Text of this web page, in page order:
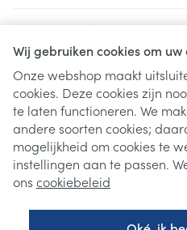
Wij gebruiken cookies om
Onze webshop maakt
cookies. Deze cookies zijn
te laten functioneren. We
andere soorten cookies;
mogelijkheid om cookies te
instellingen aan te passen.
ons cookiebeleid
Juridische links